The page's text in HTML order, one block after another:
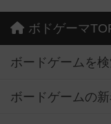
ボドゲーマ
ボードゲームを
ボードゲームの